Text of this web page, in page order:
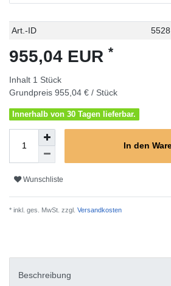
Technisches
Wert
Art.-ID 5528
955,04 EUR *
Inhalt 1 Stück
Grundpreis 955,04 € / Stück
Innerhalb von 30 Tagen lieferbar.
In den
Wunschliste
* inkl. ges. MwSt. zzgl. Versandkosten
Beschreibung